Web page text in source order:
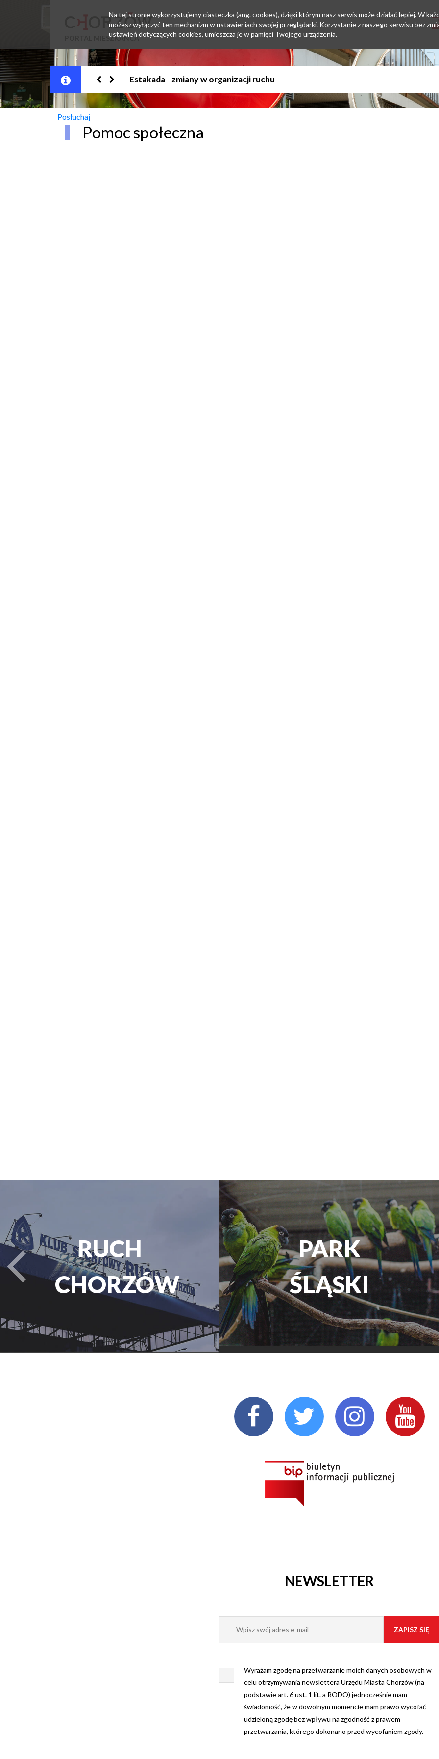
PORTAL MIESZKAŃCA
Jesteśmy w EZD
Posłuchaj
Pomoc społeczna
PARK
ŚLĄSKI
TEATR
ROZRYWKI
turysta.Previous
NEWSLETTER
Wyrażam zgodę na przetwarzanie moich danych osobowych w
celu otrzymywania newslettera Urzędu Miasta Chorzów (na
podstawie art. 6 ust. 1 lit. a RODO) jednocześnie mam
świadomość, że w dowolnym momencie mam prawo wycofać
udzieloną zgodę bez wpływu na zgodność z prawem
przetwarzania, którego dokonano przed wycofaniem zgody.
Na tej stronie wykorzystujemy ciasteczka (ang. cookies), dzięki którym nasz serwis może działać lepiej. W
możesz wyłączyć ten mechanizm w ustawieniach swojej przeglądarki. Korzystanie z naszego serwisu bez
ustawień dotyczących cookies, umieszcza je w pamięci Twojego urządzenia.